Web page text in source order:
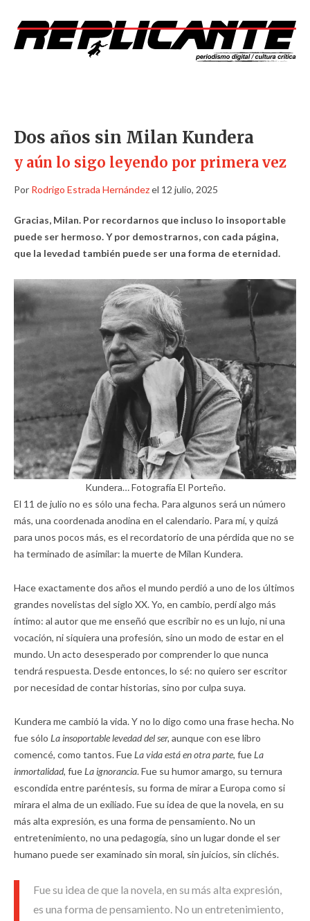
Dos años sin Milan Kundera
y aún lo sigo leyendo por primera vez
Por Rodrigo Estrada Hernándezel 12 julio, 2025
Gracias, Milan. Por recordarnos que incluso lo insoportable
puede ser hermoso. Y por demostrarnos, con cada página,
que la levedad también puede ser una forma de eternidad.
Kundera… Fotografía El Porteño.
El 11 de julio no es sólo una fecha. Para algunos será un número
más, una coordenada anodina en el calendario. Para mí, y quizá
para unos pocos más, es el recordatorio de una pérdida que no se
ha terminado de asimilar: la muerte de Milan Kundera.
Hace exactamente dos años el mundo perdió a uno de los últimos
grandes novelistas del siglo XX. Yo, en cambio, perdí algo más
íntimo: al autor que me enseñó que escribir no es un lujo, ni una
vocación, ni siquiera una profesión, sino un modo de estar en el
mundo. Un acto desesperado por comprender lo que nunca
tendrá respuesta. Desde entonces, lo sé: no quiero ser escritor
por necesidad de contar historias, sino por culpa suya.
Kundera me cambió la vida. Y no lo digo como una frase hecha. No
fue sólo La insoportable levedad del ser, aunque con ese libro
comencé, como tantos. FueLa vida está en otra parte, fueLa
inmortalidad, fueLa ignorancia. Fue su humor amargo, su ternura
escondida entre paréntesis, su forma de mirar a Europa como si
mirara el alma de un exiliado. Fue su idea de que la novela, en su
más alta expresión, es una forma de pensamiento. No un
entretenimiento, no una pedagogía, sino un lugar donde el ser
humano puede ser examinado sin moral, sin juicios, sin clichés.
Fue su idea de que la novela, en su más alta expresión,
es una forma de pensamiento. No un entretenimiento,